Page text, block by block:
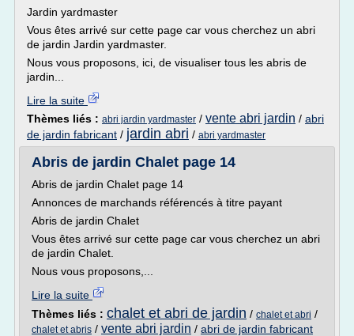
Jardin yardmaster
Vous êtes arrivé sur cette page car vous cherchez un abri
de jardin Jardin yardmaster.
Nous vous proposons, ici, de visualiser tous les abris de
jardin...
Lire la suite
Thèmes liés : abri jardin yardmaster / vente abri jardin / abri
de jardin fabricant / jardin abri / abri yardmaster
Abris de jardin Chalet page 14
Abris de jardin Chalet page 14
Annonces de marchands référencés à titre payant
Abris de jardin Chalet
Vous êtes arrivé sur cette page car vous cherchez un abri
de jardin Chalet.
Nous vous proposons,...
Lire la suite
Thèmes liés : chalet et abri de jardin / chalet et abri /
chalet et abris / vente abri jardin / abri de jardin fabricant